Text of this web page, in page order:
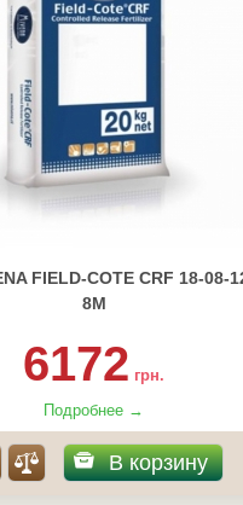
FIELD-COTE CRF 18-08-
8М
6172 грн.
Подробнее →
В корзину